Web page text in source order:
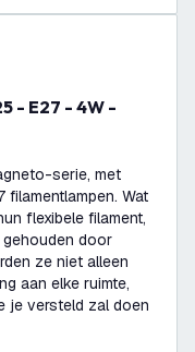
serie, met
filamentlampen. Wat
flexibele filament,
door
ze niet alleen
aan elke ruimte,
je versteld zal doen